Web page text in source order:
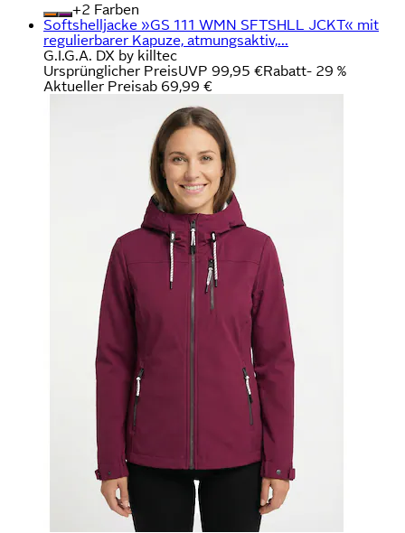
+
Farben
Softshelljacke »GS 111 WMN SFTSHLL JCKT« mit
regulierbarer Kapuze, atmungsaktiv,...
G.I.G.A. DX by killtec
Ursprünglicher PreisUVP 99,95 €Rabatt- 29 %
Aktueller Preisab 69,99 €